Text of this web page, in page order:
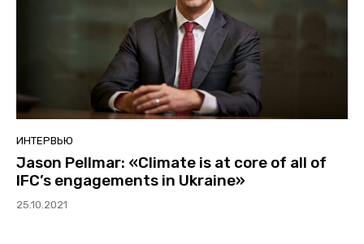
ИНТЕРВЬЮ
Jason Pellmar: «Climate is at core of all of
IFC’s engagements in Ukraine»
25.10.2021